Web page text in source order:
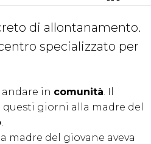
di allontanamento.
specializzato per
andare in comunità. Il
giorni alla madre del
.
madre del giovane aveva